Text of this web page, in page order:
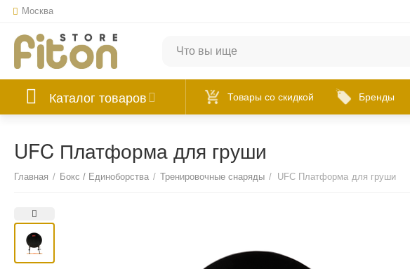
Москва
Каталог товаров Товары со скидкой Бренды
UFC Платформа для груши
Главная / Бокс / Единоборства / Тренировочные снаряды / UFC Платформа для груши